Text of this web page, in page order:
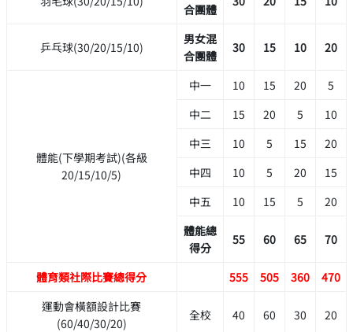
合團體
乒乓球(30/20/15/10)
男女混
合團體
30 15 10 20
體能(下學期考試)(各級
20/15/10/5)
中一 10 15 20
5
中二
15 20 5
10
中三
10 5 15
20
中四
10 5 20
15
中五
10 15 5
20
體能總
得分
55 60 65 70
體育類社際比賽總得分 555 505 360
470
運動會橫額設計比賽
(60/40/30/20)
全校 40 60 30 20